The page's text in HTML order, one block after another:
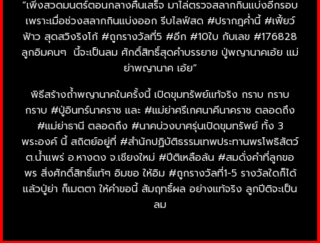
“เพิ่งสวดมนตร์ตอนกลางคืนเสร็จ มาไล่ตรวจสลากกินแบ่งอีกรอบ
เพราะเมื่อช่วงสลากกินแบ่งออก รีบไลฟ์สด #ปรากฎค่ำนี้ #เฟี้ยว์
ฟ้าว สุดสวิงริงโก้ #ถูกรางวัลที่5 #อีก #10ใบ กับเลข #176828
ลูกอิมคนๆ นี้จะเป็นลม ศักดิ์สิทธิ์สุดคำบรรยาย ปู่พญานาคเอ้ย แม่
ย่าพญานาค เอ้ย”
พิธีสร้างถ้ำพญานาคในครั้งนี้ เปิดขุมทรัพย์แท้จริง กราบ กราบ
กราบ #ปู่อินทร์นาคราช และ #แม่ย่าศรีเกศนาคีนาคราช ตลอดถึง
#แม่ย่าธานี ตลอดถึง #นาคบ่วงบาศรุ่นเปิดขุมทรัพย์ ทั้ง 3
พระองค์ นี้ สถิตย์อยู่ที่ #สำนักปฏิบัติธรรมเทพประทานพรโพธิสัตว์
ต.น้ำแพร่ อ.หางดง จ.เชียงใหม่ #ปีติเหลือล้น #สมดั่งคำที่ลูกขอ
พร สิ่งศักดิ์สิทธิ์แท้ๆ อิมขอ ให้อิม #ถูกรางวัลที่1-5 รางวัลใดก็ได้
แล้วปู่ย่า ก็เมตตา ให้คำขอนี้ สัมฤทธิ์ผล อย่างแท้จริง ลูกปีติจะเป็น
ลม